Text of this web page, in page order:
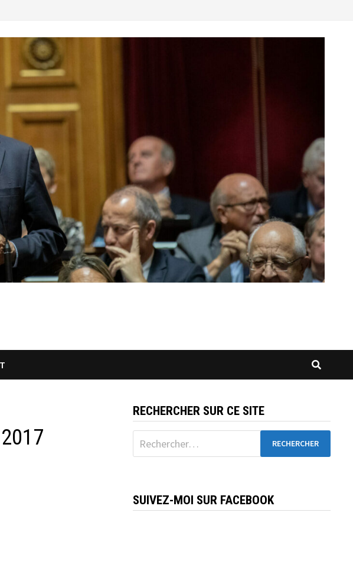
RECHERCHER SUR CE SITE
Rechercher :
SUIVEZ-MOI SUR FACEBOOK